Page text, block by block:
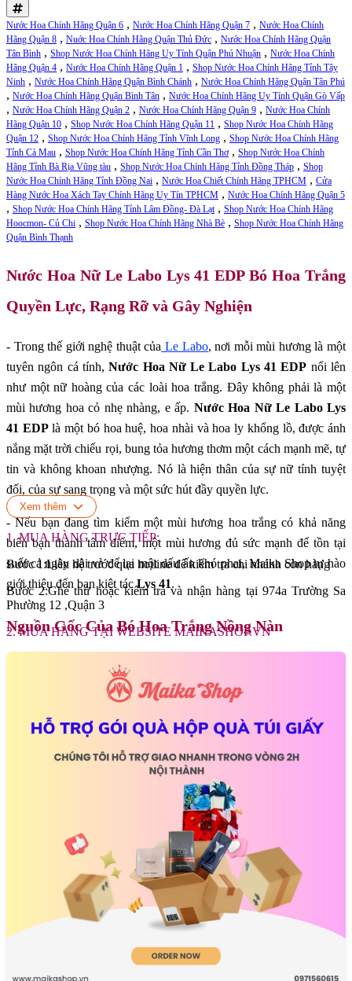
Nước Hoa Chính Hãng Quận 6 , Nước Hoa Chính Hãng Quận 7 , Nước Hoa Chính
Hãng Quận 8 , Nuớc Hoa Chính Hãng Quận Thủ Đức , Nước Hoa Chính Hãng Quận
Tân Bình , Shop Nước Hoa Chính Hãng Uy Tính Quận Phú Nhuận , Nước Hoa Chính
Hãng Quận 4 , Nước Hoa Chính Hãng Quận 1 , Shop Nước Hoa Chính Hãng Tỉnh Tây
Ninh , Nước Hoa Chính Hãng Quận Bình Chánh , Nước Hoa Chính Hãng Quận Tân Phú
, Nước Hoa Chính Hãng Quận Bình Tân , Nước Hoa Chính Hãng Uy Tính Quận Gò Vấp
, Nước Hoa Chính Hãng Quận 2 , Nước Hoa Chính Hãng Quận 9 , Nước Hoa Chính
Hãng Quận 10 , Shop Nước Hoa Chính Hãng Quận 11 , Shop Nước Hoa Chính Hãng
Quận 12 , Shop Nước Hoa Chính Hãng Tỉnh Vĩnh Long , Shop Nước Hoa Chính Hãng
Tỉnh Cà Mau , Shop Nước Hoa Chính Hãng Tỉnh Cần Thơ , Shop Nước Hoa Chính
Hãng Tỉnh Bà Rịa Vũng tàu , Shop Nước Hoa Chính Hãng Tỉnh Đồng Tháp , Shop
Nước Hoa Chính Hãng Tỉnh Đồng Nai , Nước Hoa Chiết Chính Hãng TPHCM , Cửa
Hàng Nước Hoa Xách Tay Chính Hãng Uy Tín TPHCM , Nước Hoa Chính Hãng Quận 5
, Shop Nước Hoa Chính Hãng Tỉnh Lâm Đồng- Đà Lạt , Shop Nước Hoa Chính Hãng
Hoocmon- Củ Chi , Shop Nước Hoa Chính Hãng Nhà Bè , Shop Nước Hoa Chính Hãng
Quận Bình Thạnh
Nước Hoa Nữ Le Labo Lys 41 EDP Bó Hoa Trắng
Quyền Lực, Rạng Rỡ và Gây Nghiện
- Trong thế giới nghệ thuật của Le Labo, nơi mỗi mùi hương là một
tuyên ngôn cá tính,Nước Hoa Nữ Le Labo Lys 41 EDP nổi lên
như một nữ hoàng của các loài hoa trắng. Đây không phải là một
mùi hương hoa cỏ nhẹ nhàng, e ấp. Nước Hoa Nữ Le Labo Lys
41 EDPlà một bó hoa huệ, hoa nhài và hoa ly khổng lồ, được ánh
nắng mặt trời chiếu rọi, bung tỏa hương thơm một cách mạnh mẽ, tự
tin và không khoan nhượng. Nó là hiện thân của sự nữ tính tuyệt
đối, của sự sang trọng và một sức hút đầy quyền lực.
- Nếu bạn đang tìm kiếm một mùi hương hoa trắng có khả năng
biến bạn thành tâm điểm, một mùi hương đủ sức mạnh để tồn tại
suốt cả ngày dài và để lại một dấu ấn khó phai, Maika Shop tự hào
giới thiệu đến bạn kiệt tácLys 41.
Nguồn Gốc Của Bó Hoa Trắng Nồng Nàn
- Ra mắt vào năm 2013,
tác phẩm của nhà pha chế tài ba Daphné Bugey (người cũng đã tạo
41
trong tên gọi chính là số lượng nguyên liệu
được sử dụng để tạo nên bản giao hưởng phức tạp này. Dù được
định vị là unisex,
Lys 41
thuộc nhóm hương Hoa cỏ (Floral) và
mang một linh hồn nữ tính cực kỳ rõ rệt.
Khám Phá Chi Tiết Từng Tầng Hương Nước Hoa
Nữ Le Labo Lys 41 EDP Những Đóa Hoa Trắng
Nước Hoa Nữ Le Labo Lys 41 EDPlà một mùi hương hoa trắng
đậm đặc, nơi các nốt hương hòa quyện và bung tỏa mạnh mẽ ngay
từ những giây đầu tiên.
- Sự Bùng Nổ Của Hoa Huệ và Hoa Nhài Không có sự khởi đầu
nhẹ nhàng của cam chanh,
Nước Hoa Nữ Le Labo Lys 41 EDPđi
Xem thêm
1. MUA HÀNG TRỰC TIẾP:
Bước 1:Liên hệ trước qua hotline để kiểm tra chi nhánh còn hàng
Bước 2:Ghé thử hoặc kiểm tra và nhận hàng tại 974a Trường Sa
Phường 12 ,Quận 3
2. MUA HÀNG TẠI WEBSITE MAIKASHOP.VN